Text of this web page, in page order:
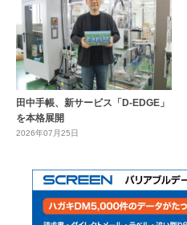
田中手帳、新サービス「D-EDGE」
を本格展開
2026年07月25日